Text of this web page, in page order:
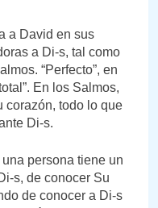
a David en sus
a Di-s, tal como
“Perfecto”, en
En los Salmos,
corazón, todo lo que
Di-s.
persona tiene un
s, de conocer Su
de conocer a Di-s